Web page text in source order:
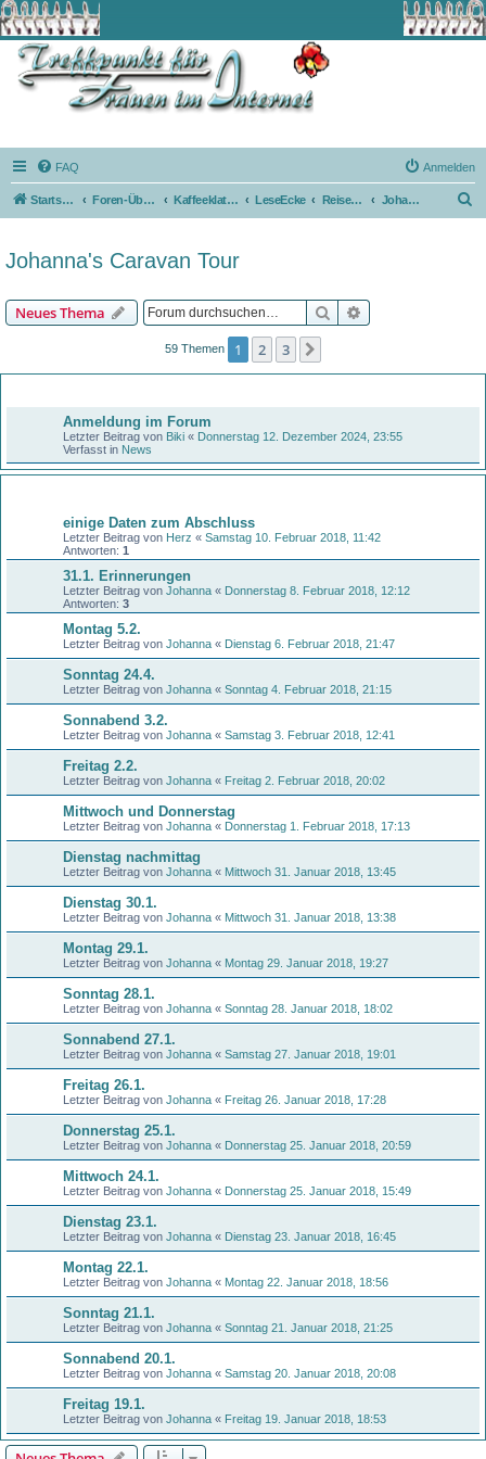
FAQ Anmelden
Startseite Foren-Übersicht Kaffeeklatsch LeseEcke ReiseBerichte Johanna's Caravan Tour
Johanna's Caravan Tour
Neues Thema Suche
59 Themen 1 2 3
Anmeldung im Forum
Letzter Beitrag von Biki « Donnerstag 12. Dezember 2024, 23:55
Verfasst in News
einige Daten zum Abschluss
Letzter Beitrag von Herz « Samstag 10. Februar 2018, 11:42
Antworten: 1
31.1. Erinnerungen
Letzter Beitrag von Johanna « Donnerstag 8. Februar 2018, 12:12
Antworten: 3
Montag 5.2.
Letzter Beitrag von Johanna « Dienstag 6. Februar 2018, 21:47
Sonntag 24.4.
Letzter Beitrag von Johanna « Sonntag 4. Februar 2018, 21:15
Sonnabend 3.2.
Letzter Beitrag von Johanna « Samstag 3. Februar 2018, 12:41
Freitag 2.2.
Letzter Beitrag von Johanna « Freitag 2. Februar 2018, 20:02
Mittwoch und Donnerstag
Letzter Beitrag von Johanna « Donnerstag 1. Februar 2018, 17:13
Dienstag nachmittag
Letzter Beitrag von Johanna « Mittwoch 31. Januar 2018, 13:45
Dienstag 30.1.
Letzter Beitrag von Johanna « Mittwoch 31. Januar 2018, 13:38
Montag 29.1.
Letzter Beitrag von Johanna « Montag 29. Januar 2018, 19:27
Sonntag 28.1.
Letzter Beitrag von Johanna « Sonntag 28. Januar 2018, 18:02
Sonnabend 27.1.
Letzter Beitrag von Johanna « Samstag 27. Januar 2018, 19:01
Freitag 26.1.
Letzter Beitrag von Johanna « Freitag 26. Januar 2018, 17:28
Donnerstag 25.1.
Letzter Beitrag von Johanna « Donnerstag 25. Januar 2018, 20:59
Mittwoch 24.1.
Letzter Beitrag von Johanna « Donnerstag 25. Januar 2018, 15:49
Dienstag 23.1.
Letzter Beitrag von Johanna « Dienstag 23. Januar 2018, 16:45
Montag 22.1.
Letzter Beitrag von Johanna « Montag 22. Januar 2018, 18:56
Sonntag 21.1.
Letzter Beitrag von Johanna « Sonntag 21. Januar 2018, 21:25
Sonnabend 20.1.
Letzter Beitrag von Johanna « Samstag 20. Januar 2018, 20:08
Freitag 19.1.
Letzter Beitrag von Johanna « Freitag 19. Januar 2018, 18:53